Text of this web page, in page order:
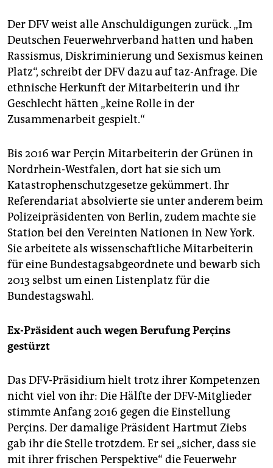
Der DFV weist alle Anschuldigungen zurück. „Im
Deutschen Feuerwehrverband hatten und haben
Rassismus, Diskriminierung und Sexismus keinen
Platz“, schreibt der DFV dazu auf taz-Anfrage. Die
ethnische Herkunft der Mitarbeiterin und ihr
Geschlecht hätten „keine Rolle in der
Zusammenarbeit gespielt.“
Bis 2016 war Perçin Mitarbeiterin der Grünen in
Nordrhein-Westfalen, dort hat sie sich um
Katastrophenschutzgesetze gekümmert. Ihr
Referendariat absolvierte sie unter anderem beim
Polizeipräsidenten von Berlin, zudem machte sie
Station bei den Vereinten Nationen in New York.
Sie arbeitete als wissenschaftliche Mitarbeiterin
für eine Bundestagsabgeordnete und bewarb sich
2013 selbst um einen Listenplatz für die
Bundestagswahl.
Ex-Präsident auch wegen Berufung Perçins
gestürzt
Das DFV-Präsidium hielt trotz ihrer Kompetenzen
nicht viel von ihr: Die Hälfte der DFV-Mitglieder
stimmte Anfang 2016 gegen die Einstellung
Perçins. Der damalige Präsident Hartmut Ziebs
gab ihr die Stelle trotzdem. Er sei „sicher, dass sie
mit ihrer frischen Perspektive“ die Feuerwehr